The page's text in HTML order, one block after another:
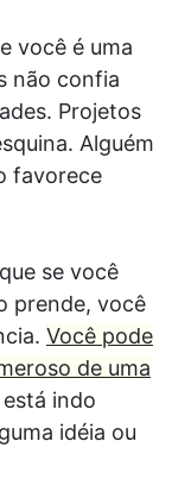
você é uma
não confia
Projetos
Alguém
favorece
se você
prende, você
Você pode
de uma
indo
idéia ou